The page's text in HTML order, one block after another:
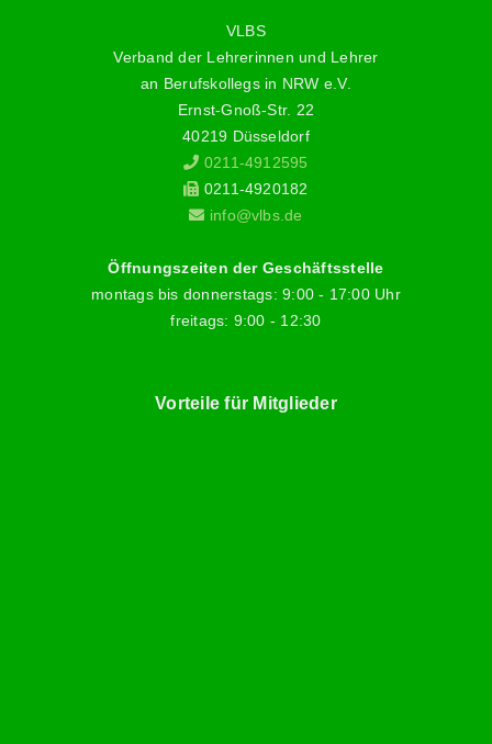
VLBS
Verband der Lehrerinnen und Lehrer
an Berufskollegs in NRW e.V.
Ernst-Gnoß-Str. 22
40219 Düsseldorf
0211-4912595
0211-4920182
info@vlbs.de
Öffnungszeiten der Geschäftsstelle
montags bis donnerstags: 9:00 - 17:00 Uhr
freitags: 9:00 - 12:30
Vorteile für Mitglieder